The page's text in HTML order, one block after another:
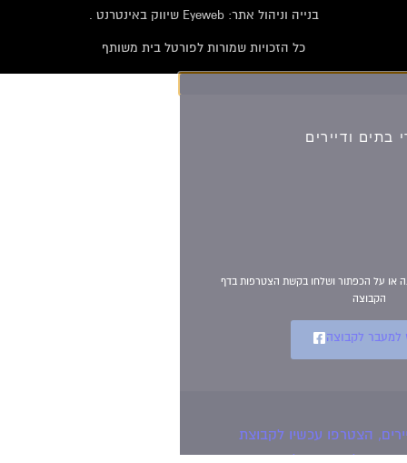
בנייה וניהול אתר: Eyeweb שיווק באינטרנט .
כל הזכויות שמורות לפורטל בית משותף
להצטרפות לחצו על התמונה או על הכפתור ושלחו בקשת הצטרפות בדף